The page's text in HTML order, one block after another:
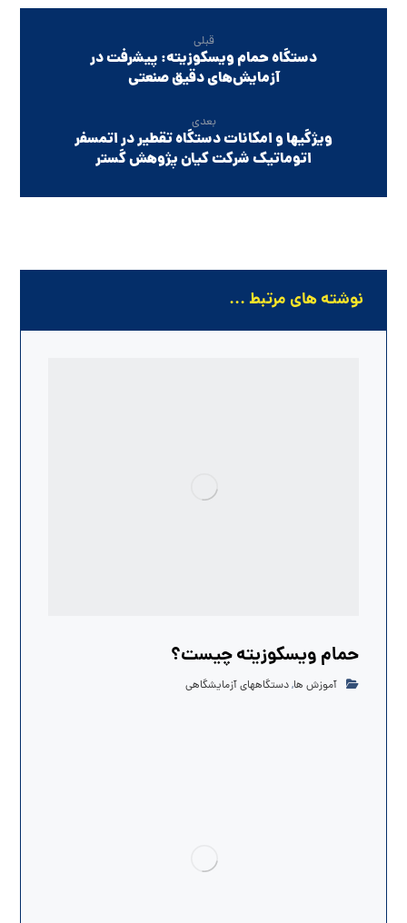
قبلی
دستگاه حمام ویسکوزیته: پیشرفت در
آزمایش‌های دقیق صنعتی
بعدی
ویژگیها و امکانات دستگاه تقطیر در اتمسفر
اتوماتیک شرکت کیان پژوهش گستر
نوشته های مرتبط ...
حمام ویسکوزیته چیست؟
آموزش ها,دستگاههای آزمایشگاهی